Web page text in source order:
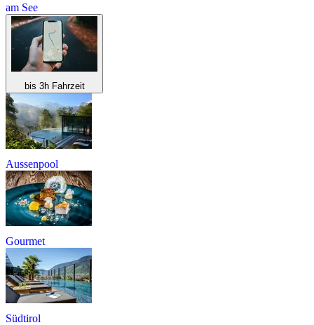
am See
bis 3h Fahrzeit
Aussenpool
Gourmet
Südtirol